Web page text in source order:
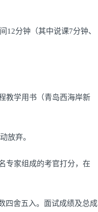
12分钟（其中说课7分钟、
教学用书（青岛西海岸新
放弃。
专家组成的考官打分，在
四舍五入。面试成绩及总成